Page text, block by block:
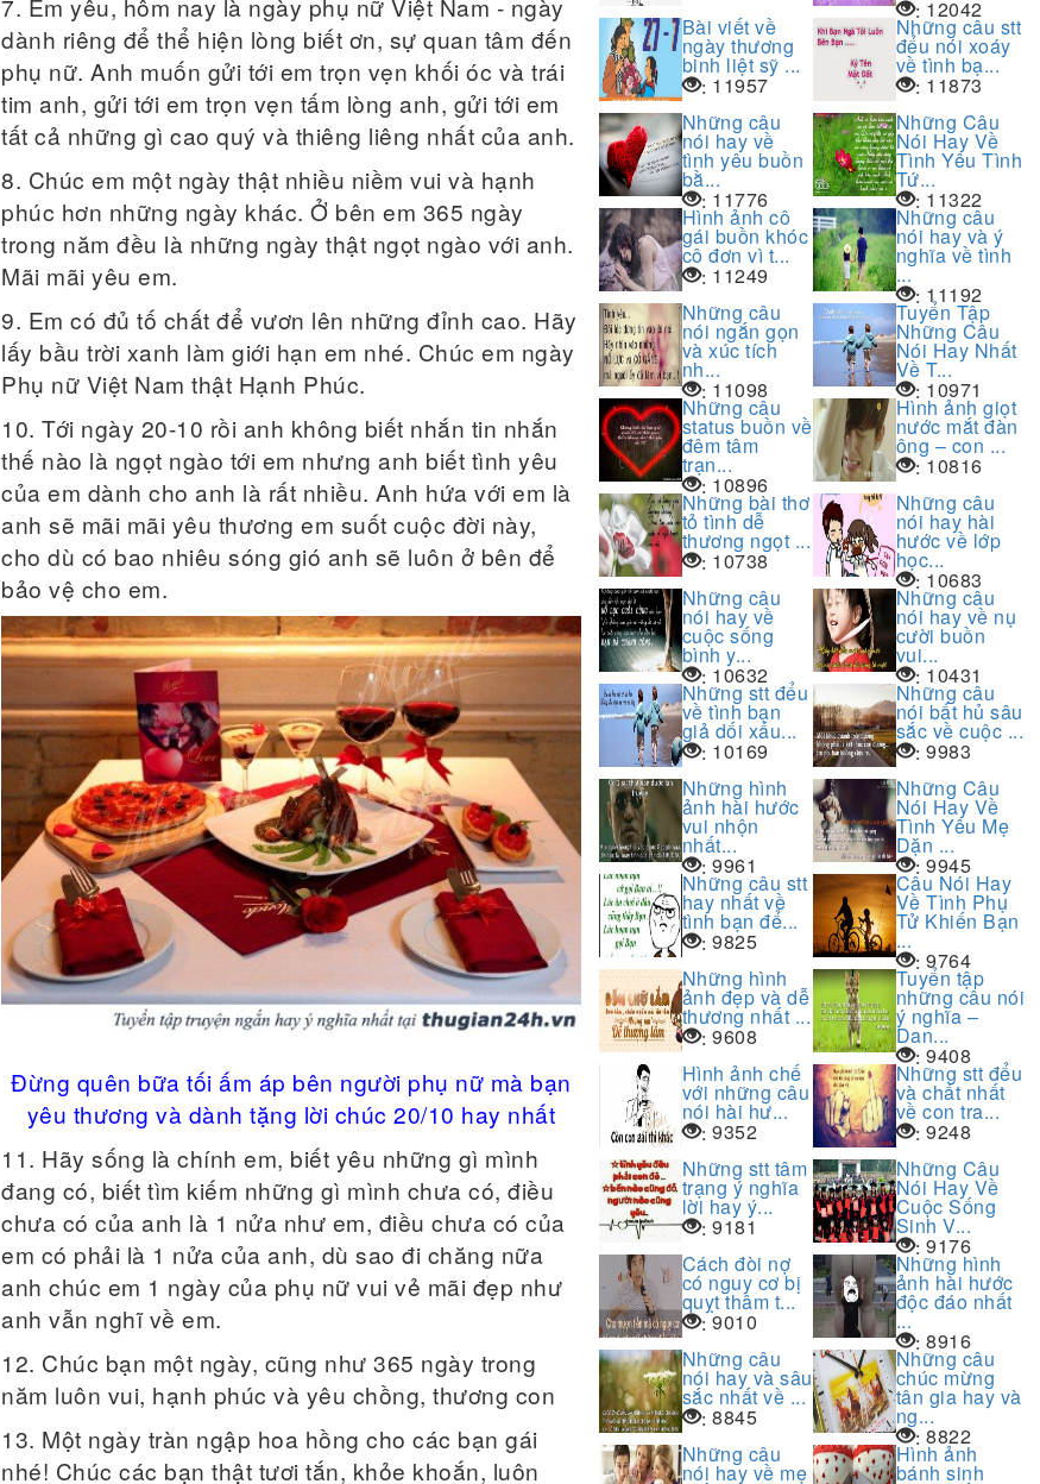
dành riêng để thể hiện lòng biết ơn, sự quan tâm đến
phụ nữ. Anh muốn gửi tới em trọn vẹn khối óc và trái
tim anh, gửi tới em trọn vẹn tấm lòng anh, gửi tới em
tất cả những gì cao quý và thiêng liêng nhất của anh.
8. Chúc em một ngày thật nhiều niềm vui và hạnh
phúc hơn những ngày khác. Ở bên em 365 ngày
trong năm đều là những ngày thật ngọt ngào với anh.
Mãi mãi yêu em.
9. Em có đủ tố chất để vươn lên những đỉnh cao. Hãy
lấy bầu trời xanh làm giới hạn em nhé. Chúc em ngày
Phụ nữ Việt Nam thật Hạnh Phúc.
10. Tới ngày 20-10 rồi anh không biết nhắn tin nhắn
thế nào là ngọt ngào tới em nhưng anh biết tình yêu
của em dành cho anh là rất nhiều. Anh hứa với em là
anh sẽ mãi mãi yêu thương em suốt cuộc đời này,
cho dù có bao nhiêu sóng gió anh sẽ luôn ở bên để
bảo vệ cho em.
Đừng quên bữa tối ấm áp bên người phụ nữ mà bạn
yêu thương và dành tặng lời chúc 20/10 hay nhất
11. Hãy sống là chính em, biết yêu những gì mình
đang có, biết tìm kiếm những gì mình chưa có, điều
chưa có của anh là 1 nửa như em, điều chưa có của
em có phải là 1 nửa của anh, dù sao đi chăng nữa
anh chúc em 1 ngày của phụ nữ vui vẻ mãi đẹp như
anh vẫn nghĩ về em.
12. Chúc bạn một ngày, cũng như 365 ngày trong
năm luôn vui, hạnh phúc và yêu chồng, thương con
13. Một ngày tràn ngập hoa hồng cho các bạn gái
nhé! Chúc các bạn thật tươi tắn, khỏe khoắn, luôn
: 12042
Bài viết về
ngày thương
binh liệt sỹ ...
: 11957
Những câu stt
đểu nói xoáy
về tình bạ...
: 11873
Những câu
nói hay về
tình yêu buồn
bằ...
: 11776
Những Câu
Nói Hay Về
Tình Yêu Tình
Tứ...
: 11322
Hình ảnh cô
gái buồn khóc
cô đơn vì t...
: 11249
Những câu
nói hay và ý
nghĩa về tình
...
: 11192
Những câu
nói ngắn gọn
và xúc tích
nh...
: 11098
Tuyển Tập
Những Câu
Nói Hay Nhất
Về T...
: 10971
Những câu
status buồn về
đêm tâm
trạn...
: 10896
Hình ảnh giọt
nước mắt đàn
ông – con ...
:10816
Những bài thơ
tỏ tình dễ
thương ngọt ...
: 10738
Những câu
nói hay hài
hước về lớp
học...
: 10683
Những câu
nói hay về
cuộc sống
bình y...
: 10632
Những câu
nói hay về nụ
cười buồn
vui...
: 10431
Những stt đểu
về tình bạn
giả dối xấu...
: 10169
Những câu
nói bất hủ sâu
sắc về cuộc ...
: 9983
Những hình
ảnh hài hước
vui nhộn
nhất...
: 9961
Những Câu
Nói Hay Về
Tình Yêu Mẹ
Dặn ...
: 9945
Những câu stt
hay nhất về
tình bạn để...
: 9825
Câu Nói Hay
Về Tình Phụ
Tử Khiến Bạn
...
: 9764
Những hình
ảnh đẹp và dễ
thương nhất ...
: 9608
Tuyển tập
những câu nói
ý nghĩa –
Dan...
: 9408
Hình ảnh chế
với những câu
nói hài hư...
: 9352
Những stt đểu
và chất nhất
về con tra...
: 9248
Những stt tâm
trạng ý nghĩa
lời hay ý...
: 9181
Những Câu
Nói Hay Về
Cuộc Sống
Sinh V...
: 9176
Cách đòi nợ
có nguy cơ bị
quỵt thâm t...
:9010
Những hình
ảnh hài hước
độc đáo nhất
...
: 8916
Những câu
nói hay và sâu
sắc nhất về ...
: 8845
Những câu
chúc mừng
tân gia hay và
ng...
: 8822
Những câu
nói hay về mẹ
Hình ảnh
bánh sinh